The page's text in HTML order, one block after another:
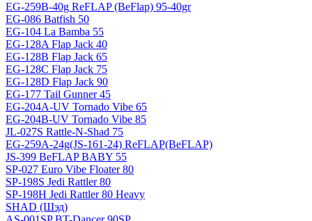
EG-259B-40g ReFLAP (BeFlap) 95-40gr
EG-086 Batfish 50
EG-104 La Bamba 55
EG-128A Flap Jack 40
EG-128B Flap Jack 65
EG-128C Flap Jack 75
EG-128D Flap Jack 90
EG-177 Tail Gunner 45
EG-204A-UV Tornado Vibe 65
EG-204B-UV Tornado Vibe 85
JL-027S Rattle-N-Shad 75
EG-259A-24g(JS-161-24) ReFLAP(BeFLAP)
JS-399 BeFLAP BABY 55
SP-027 Euro Vibe Floater 80
SP-198S Jedi Rattler 80
SP-198H Jedi Rattler 80 Heavy
SHAD (Шэд)